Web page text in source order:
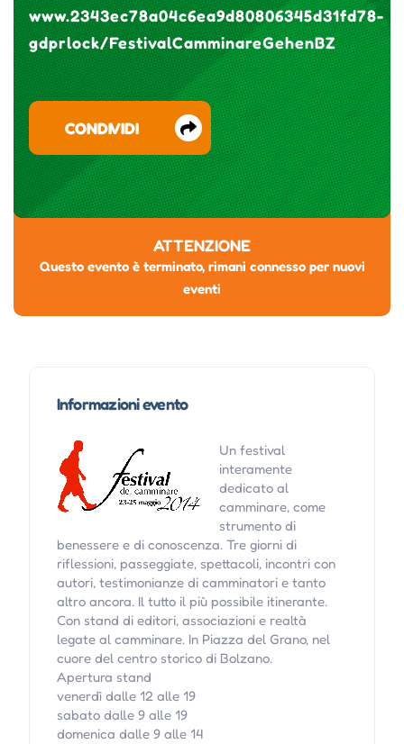
www.2343ec78a04c6ea9d80806345d31fd78-
gdprlock/FestivalCamminareGehenBZ
CONDIVIDI
ATTENZIONE
Questo evento è terminato, rimani connesso per nuovi
eventi
Informazioni evento
Un festival
interamente
dedicato al
camminare, come
strumento di
benessere e di conoscenza. Tre giorni di
riflessioni, passeggiate, spettacoli, incontri con
autori, testimonianze di camminatori e tanto
altro ancora. Il tutto il più possibile itinerante.
Con stand di editori, associazioni e realtà
legate al camminare. In Piazza del Grano, nel
cuore del centro storico di Bolzano.
Apertura stand
venerdì dalle 12 alle 19
sabato dalle 9 alle 19
domenica dalle 9 alle 14